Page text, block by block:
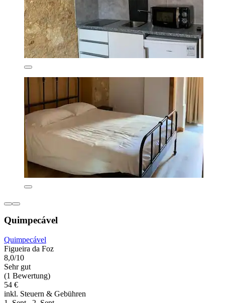
Quimpecável
Quimpecável
Figueira da Foz
8,0/10
Sehr gut
(1 Bewertung)
54 €
inkl. Steuern & Gebühren